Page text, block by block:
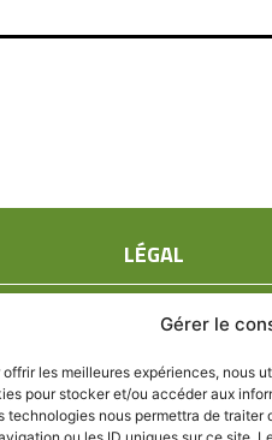
Gérer le
offrir les meilleures expériences, nous
pour stocker et/ou accéder aux
technologies nous permettra de traiter
LÉGAL
Mentions légales
Politique de
Politique de